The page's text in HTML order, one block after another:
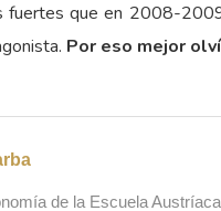
fuertes que en 2008-
Por eso mejor
de la Escuela